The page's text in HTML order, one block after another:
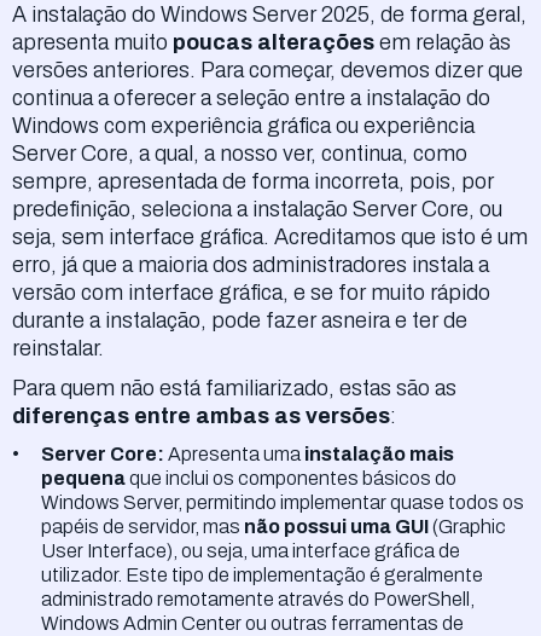
A instalação do Windows Server 2025, de forma geral,
apresenta muito poucas alterações em relação às
versões anteriores. Para começar, devemos dizer que
continua a oferecer a seleção entre a instalação do
Windows com experiência gráfica ou experiência
Server Core, a qual, a nosso ver, continua, como
sempre, apresentada de forma incorreta, pois, por
predefinição, seleciona a instalação Server Core, ou
seja, sem interface gráfica. Acreditamos que isto é um
erro, já que a maioria dos administradores instala a
versão com interface gráfica, e se for muito rápido
durante a instalação, pode fazer asneira e ter de
reinstalar.
Para quem não está familiarizado, estas são as
diferenças entre ambas as versões:
Server Core: Apresenta uma instalação mais
pequenaque inclui os componentes básicos do
Windows Server, permitindo implementar quase todos os
papéis de servidor, mas não possui uma GUI(Graphic
User Interface), ou seja, uma interface gráfica de
utilizador. Este tipo de implementação é geralmente
administrado remotamente através do PowerShell,
Windows Admin Center ou outras ferramentas de